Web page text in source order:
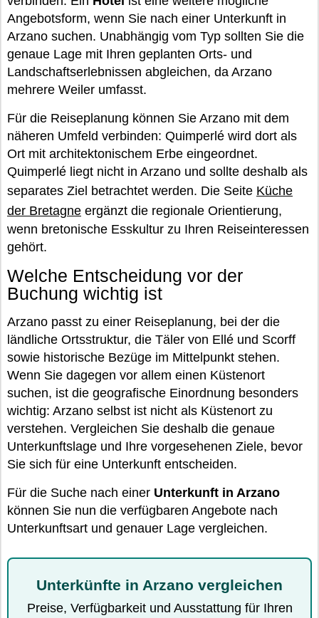
Angebotsform, wenn Sie nach einer Unterkunft in
Arzano suchen. Unabhängig vom Typ sollten Sie die
genaue Lage mit Ihren geplanten Orts- und
Landschaftserlebnissen abgleichen, da Arzano
mehrere Weiler umfasst.
Für die Reiseplanung können Sie Arzano mit dem
näheren Umfeld verbinden: Quimperlé wird dort als
Ort mit architektonischem Erbe eingeordnet.
Quimperlé liegt nicht in Arzano und sollte deshalb als
separates Ziel betrachtet werden. Die Seite Küche
der Bretagne ergänzt die regionale Orientierung,
wenn bretonische Esskultur zu Ihren Reiseinteressen
gehört.
Welche Entscheidung vor der
Buchung wichtig ist
Arzano passt zu einer Reiseplanung, bei der die
ländliche Ortsstruktur, die Täler von Ellé und Scorff
sowie historische Bezüge im Mittelpunkt stehen.
Wenn Sie dagegen vor allem einen Küstenort
suchen, ist die geografische Einordnung besonders
wichtig: Arzano selbst ist nicht als Küstenort zu
verstehen. Vergleichen Sie deshalb die genaue
Unterkunftslage und Ihre vorgesehenen Ziele, bevor
Sie sich für eine Unterkunft entscheiden.
Für die Suche nach einer Unterkunft in Arzano
können Sie nun die verfügbaren Angebote nach
Unterkunftsart und genauer Lage vergleichen.
Unterkünfte in Arzano vergleichen
Preise, Verfügbarkeit und Ausstattung für Ihren